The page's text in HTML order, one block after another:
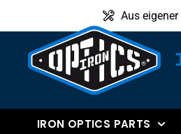
zum
Aus
IRON
IRON OPTICS PARTS